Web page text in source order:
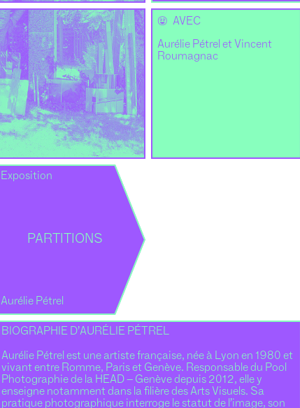
🌝 AVEC
Aurélie Pétrel et Vincent
Roumagnac
PARTITIONS
Exposition
Aurélie Pétrel
BIOGRAPHIE D’AURÉLIE PÉTREL
Aurélie Pétrel est une artiste française, née à Lyon en 1980 et
vivant entre Romme, Paris et Genève. Responsable du Pool
Photographie de la HEAD – Genève depuis 2012, elle y
enseigne notamment dans la filière des Arts Visuels. Sa
pratique photographique interroge le statut de l’image, son